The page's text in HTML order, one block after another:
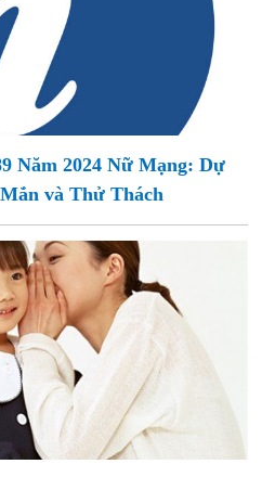
Năm 2024 Nữ Mạng: Dự
và Thử Thách